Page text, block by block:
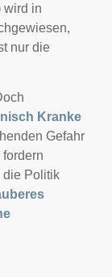
wird in
nur die
Kranke
Gefahr
die Politik